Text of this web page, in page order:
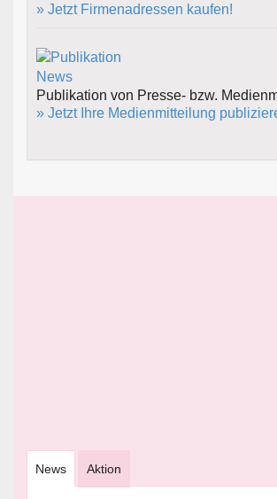
» Jetzt Firmenadressen kaufen!
Publikation von Presse- bzw.
» Jetzt Ihre Medienmitteilung
News Aktion